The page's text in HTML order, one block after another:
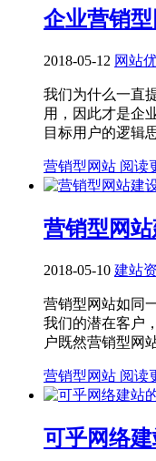
企业营销
2018-05-12 网站
我们为什么一直
用，因此才是企
目标用户的逻辑
营销型网站 阅读
营销型网
2018-05-10 建站
营销型网站如同
我们的潜在客户
户既然营销型网
营销型网站 阅读
可乎网络